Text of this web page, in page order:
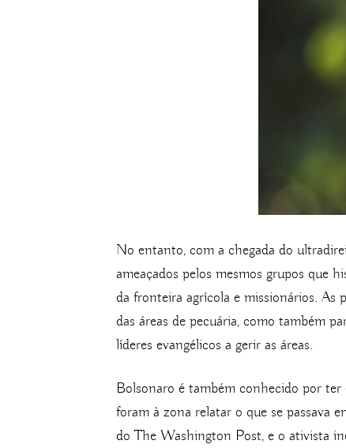
No entanto, com a chegada do
ameaçados pelos mesmos grupos que
da fronteira agrícola e missionários. As
das áreas de pecuária, como também
líderes evangélicos a gerir as áreas.
Bolsonaro é também conhecido por ter
foram à zona relatar o que se
do The Washington Post, e o ativista